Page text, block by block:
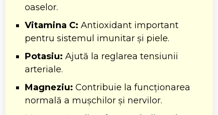
oaselor.
Vitamina C: Antioxidant important
pentru sistemul imunitar și piele.
Potasiu: Ajută la reglarea tensiunii
arteriale.
Magneziu: Contribuie la funcționarea
normală a mușchilor și nervilor.